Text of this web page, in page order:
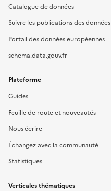
Catalogue de données
Suivre les publications des données
Portail des données européennes
schema.data.gouv.fr
Plateforme
Guides
Feuille de route et nouveautés
Nous écrire
Échangez avec la communauté
Statistiques
Verticales thématiques